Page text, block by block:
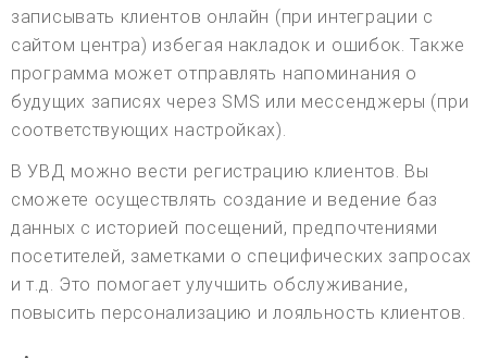
записывать клиентов онлайн (при интеграции с
сайтом центра) избегая накладок и ошибок. Также
программа может отправлять напоминания о
будущих записях через SMS или мессенджеры (при
соответствующих настройках).
В УВД можно вести регистрацию клиентов. Вы
сможете осуществлять создание и ведение баз
данных с историей посещений, предпочтениями
посетителей, заметками о специфических запросах
и т.д. Это помогает улучшить обслуживание,
повысить персонализацию и лояльность клиентов.